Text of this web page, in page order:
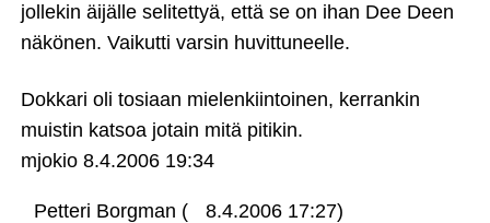
jollekin äijälle selitettyä, että se on ihan Dee Deen
näkönen. Vaikutti varsin huvittuneelle.
Dokkari oli tosiaan mielenkiintoinen, kerrankin
muistin katsoa jotain mitä pitikin.
mjokio 8.4.2006 19:34
Petteri Borgman (
8.4.2006 17:27)